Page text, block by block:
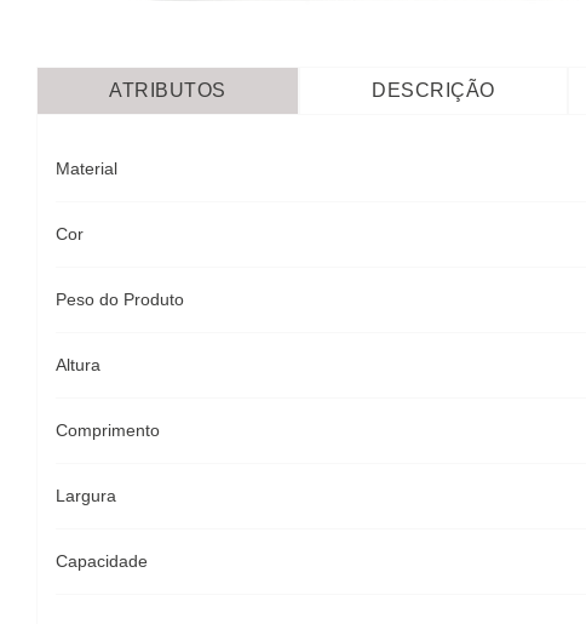
ATRIBUTOS DESCRIÇÃO
Material
Cor
Peso do Produto
Altura
Comprimento
Largura
Capacidade